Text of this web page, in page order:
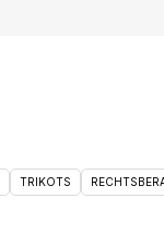
TRIKOTS